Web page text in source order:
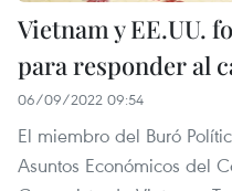
Vietnam y EE.UU.
para responder al
06/09/2022 09:54
El miembro del Buró
Asuntos Económicos del